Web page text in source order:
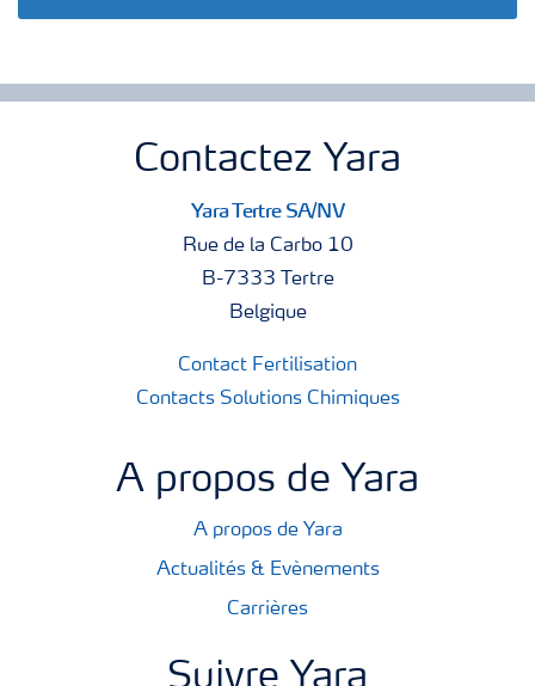
Contactez Yara
Yara Tertre SA/NV
Rue de la Carbo 10
B-7333 Tertre
Belgique
Contact Fertilisation
Contacts Solutions Chimiques
A propos de Yara
A propos de Yara
Actualités & Evènements
Carrières